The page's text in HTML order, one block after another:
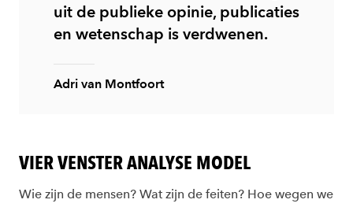
uit de publieke opinie, publicaties
en wetenschap is verdwenen.
Adri van Montfoort
VIER VENSTER ANALYSE MODEL
Wie zijn de mensen? Wat zijn de feiten? Hoe wegen we